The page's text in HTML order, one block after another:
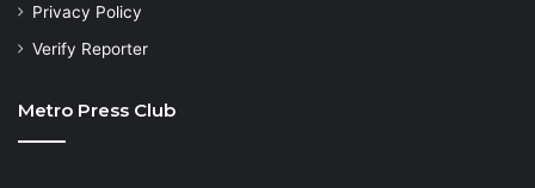
Privacy Policy
Verify Reporter
Metro Press Club